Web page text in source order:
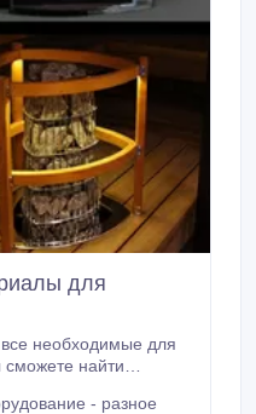
для
необходимые для
найти
- разное